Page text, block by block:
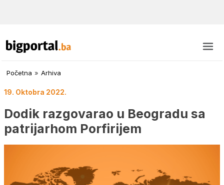
Početna » Arhiva
19. Oktobra 2022.
Dodik razgovarao u Beogradu sa
patrijarhom Porfirijem